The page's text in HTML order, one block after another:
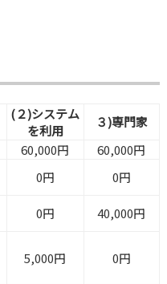
(２)システム
を利用
３)専門家
60,000円
60,000円
0円
0円
0円
40,000円
5,000円 0円